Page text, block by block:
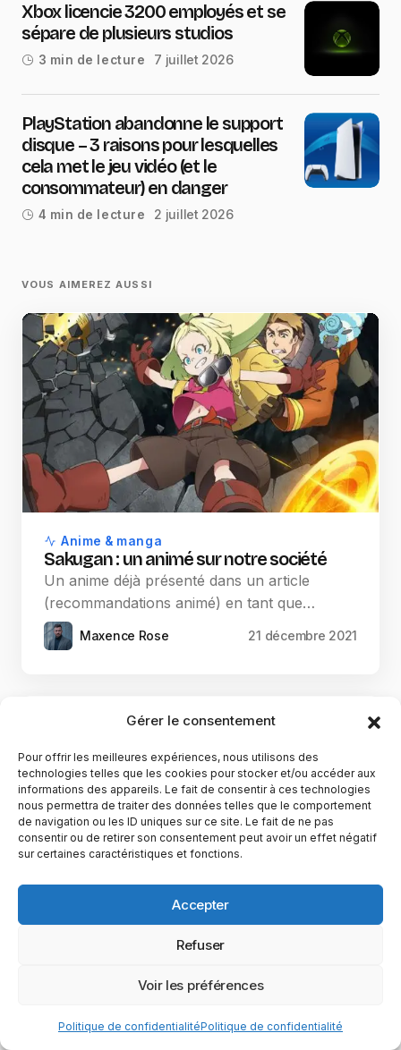
Gérer le consentement
Pour offrir les meilleures expériences, nous utilisons des
technologies telles que les cookies pour stocker et/ou accéder aux
informations des appareils. Le fait de consentir à ces technologies
nous permettra de traiter des données telles que le comportement
de navigation ou les ID uniques sur ce site. Le fait de ne pas
consentir ou de retirer son consentement peut avoir un effet négatif
sur certaines caractéristiques et fonctions.
Accepter
Refuser
Voir les préférences
Politique de confidentialitéPolitique de confidentialité
Xbox licencie 3200 employés et se
sépare de plusieurs studios
3 min de lecture 7 juillet 2026
PlayStation abandonne le support
disque – 3 raisons pour lesquelles
cela met le jeu vidéo (et le
consommateur) en danger
4 min de lecture 2 juillet 2026
VOUS AIMEREZ AUSSI
Anime & manga
Sakugan : un animé sur notre société
Un anime déjà présenté dans un article
(recommandations animé) en tant que…
Maxence Rose 21 décembre 2021
Anime & manga
Voici nos recommandations pour les
Vous ne savez pas quoi regarder en cette
pour vous. Nous…